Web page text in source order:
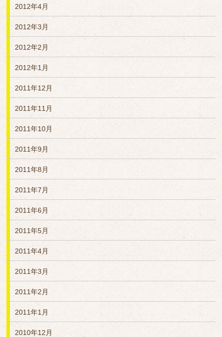
2012年4月
2012年3月
2012年2月
2012年1月
2011年12月
2011年11月
2011年10月
2011年9月
2011年8月
2011年7月
2011年6月
2011年5月
2011年4月
2011年3月
2011年2月
2011年1月
2010年12月